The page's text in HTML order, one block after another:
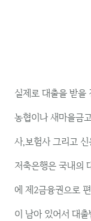
실제로 대출을 받을
농협이나 새마을금
사,보험사 그리고
저축은행은 국내의
에 제2금융권으로
이 남아 있어서 대